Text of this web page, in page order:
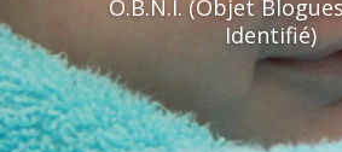
O.B.N.I. (Objet
Identifié)